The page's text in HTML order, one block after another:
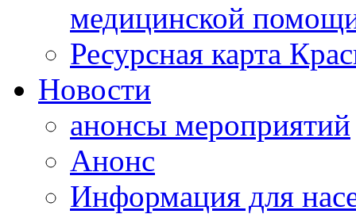
медицинской
Ресурсная карта
Новости
анонсы мероприятий
Анонс
Информация для